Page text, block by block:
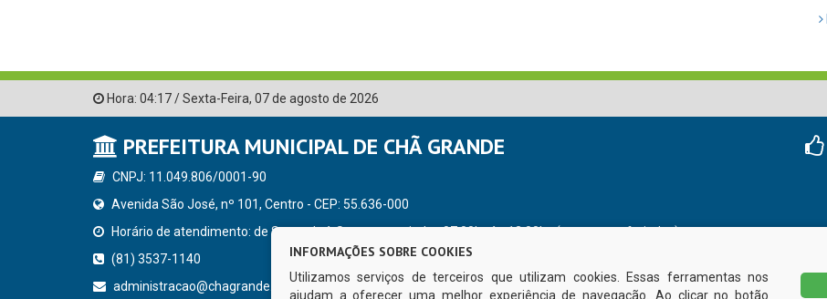
Hora: 04:17/Sexta-Feira, 07 de agosto de 2026
PREFEITURA MUNICIPAL DE CHÃ GRANDE
CNPJ: 11.049.806/0001-90
Avenida São José, nº 101, Centro - CEP: 55.636-000
Horário de atendimento: de Segunda à Sexta, a partir das 07:00hs às 13:00hs (exceto nos feriados)
(81) 3537-1140
administracao@chagrande.pe.gov.br
INFORMAÇÕES SOBRE COOKIES
Utilizamos serviços de terceiros que utilizam cookies. Essas ferramentas nos
ajudam a oferecer uma melhor experiência de navegação. Ao clicar no botão